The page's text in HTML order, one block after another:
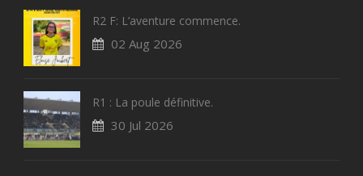
R2 F: L’aventure commence.
02 Aug 2026
R1 : La poule définitive.
30 Jul 2026